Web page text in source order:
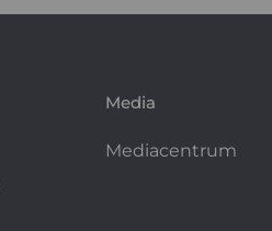
Media
Mediacentrum